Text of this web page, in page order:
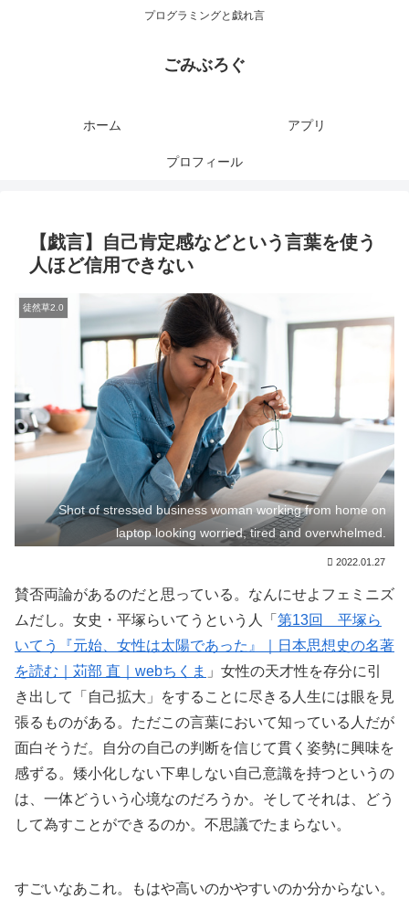
プログラミングと戯れ言
ごみぶろぐ
ホーム アプリ
プロフィール
【戯言】自己肯定感などという言葉を使う
人ほど信用できない
徒然草2.0
Shot of stressed business woman working from home on
laptop looking worried, tired and overwhelmed.
2022.01.27
賛否両論があるのだと思っている。なんにせよフェミニズ
ムだし。女史・平塚らいてうという人「 第13回 平塚ら
いてう『元始、女性は太陽であった』｜日本思想史の名著
を読む｜苅部 直｜webちくま 」女性の天才性を存分に引
き出して「自己拡大」をすることに尽きる人生には眼を見
張るものがある。ただこの言葉において知っている人だが
面白そうだ。自分の自己の判断を信じて貫く姿勢に興味を
感ずる。矮小化しない下卑しない自己意識を持つというの
は、一体どういう心境なのだろうか。そしてそれは、どう
して為すことができるのか。不思議でたまらない。
すごいなあこれ。もはや高いのかやすいのか分からない。